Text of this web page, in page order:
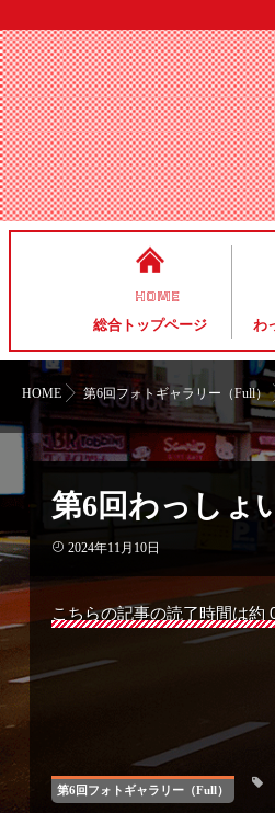
HOME
総合トップページ
わ
HOME 第6回フォトギャラリー（Full）
第6回わっしょ
2024年11月10日
こちらの記事の読了時間は約
第6回フォトギャラリー（Full）